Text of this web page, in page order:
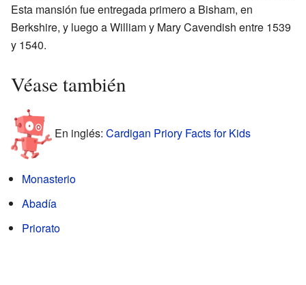
Esta mansión fue entregada primero a Bisham, en
Berkshire, y luego a William y Mary Cavendish entre 1539
y 1540.
Véase también
En inglés: Cardigan Priory Facts for Kids
Monasterio
Abadía
Priorato